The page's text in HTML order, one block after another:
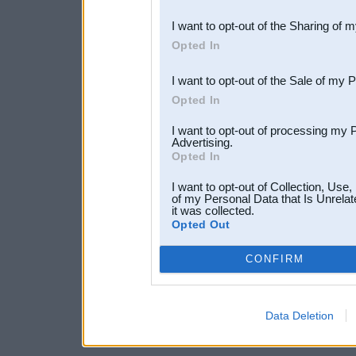
Downstream Participants
third parties.
I want to opt-out of the Sharing of
Opted In
I want to opt-out of the Sale of my
Opted In
I want to opt-out of processing my
Advertising.
Opted In
I want to opt-out of Collection,
of my Personal Data that Is
it was collected.
Opted Out
CONFIRM
Data Deletion